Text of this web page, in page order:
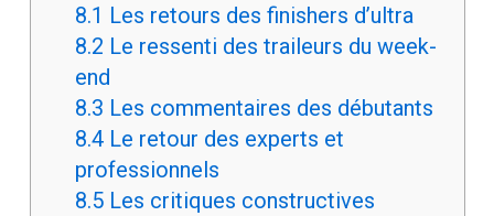
8.1 Les retours des finishers d’ultra
8.2 Le ressenti des traileurs du week-
end
8.3 Les commentaires des débutants
8.4Le retour des experts et
professionnels
8.5Les critiques constructives